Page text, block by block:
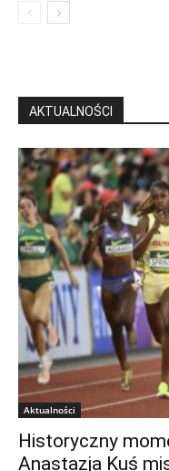
AKTUALNOŚCI
Aktualności
Historyczny
Anastazja Kuś